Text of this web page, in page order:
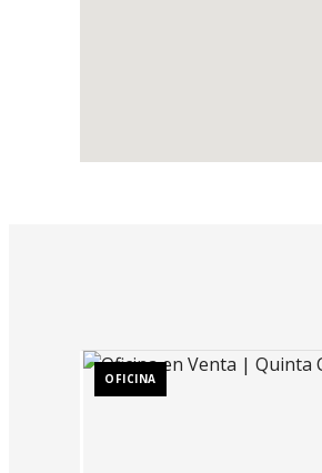
OFICINA